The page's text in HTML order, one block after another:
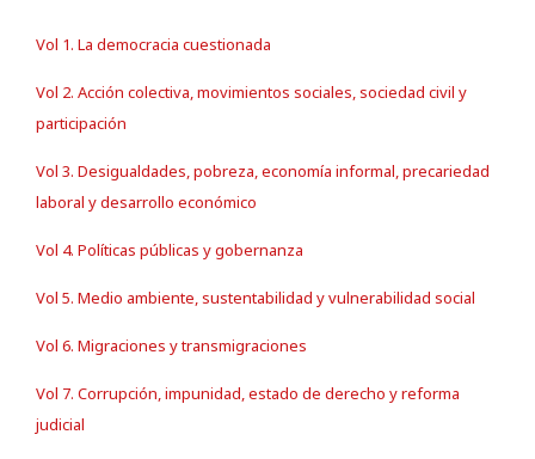
Vol 1. La democracia cuestionada
Vol 2. Acción colectiva, movimientos sociales, sociedad civil y
participación
Vol 3. Desigualdades, pobreza, economía informal, precariedad
laboral y desarrollo económico
Vol 4. Políticas públicas y gobernanza
Vol 5. Medio ambiente, sustentabilidad y vulnerabilidad social
Vol 6. Migraciones y transmigraciones
Vol 7. Corrupción, impunidad, estado de derecho y reforma
judicial